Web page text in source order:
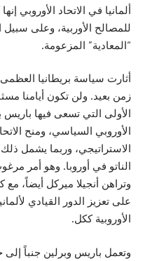
ألمانيا في الاتحاد الأوروبي
للمصالح الأوربية، وعلى سبيل
“المعادية” المزعومة.
أثارت سياسة بريطانيا
زمن بعيد. ولن تكون أيامنا
الأولى التي تسعى فيها
الأوروبي السياسي، ومنح
الاستراتيجي، وربما يشمل
الناتو في أوروبا. وهو أمر
وتراهن أنجيلا ميركل أيضاً،
على تعزيز الدور القيادي
الأوروبية ككل.
وتعمل باريس وبرلين جنباً